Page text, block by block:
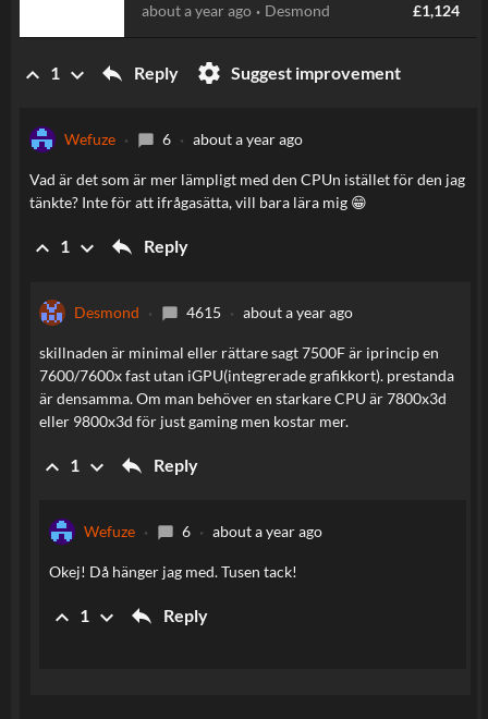
about a year ago
Desmond £1,124
keyboard_arrow_up 1 keyboard_arrow_down reply Reply settings Suggest improvement
Wefuze chat_bubble 6 about a year ago
Vad är det som är mer lämpligt med den CPUn istället för den jag
tänkte? Inte för att ifrågasätta, vill bara lära mig 😁
keyboard_arrow_up 1 keyboard_arrow_down reply Reply
Desmond chat_bubble 4615 about a year ago
skillnaden är minimal eller rättare sagt 7500F är iprincip en
7600/7600x fast utan iGPU(integrerade grafikkort). prestanda
är densamma. Om man behöver en starkare CPU är 7800x3d
eller 9800x3d för just gaming men kostar mer.
keyboard_arrow_up 1 keyboard_arrow_down reply Reply
Wefuze chat_bubble 6 about a year ago
Okej! Då hänger jag med. Tusen tack!
keyboard_arrow_up 1 keyboard_arrow_down reply Reply